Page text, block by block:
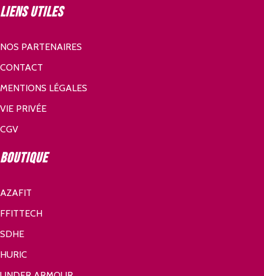
Liens utiles
NOS PARTENAIRES
CONTACT
MENTIONS LÉGALES
VIE PRIVÉE
CGV
Boutique
AZAFIT
FFITTECH
SDHE
HURIC